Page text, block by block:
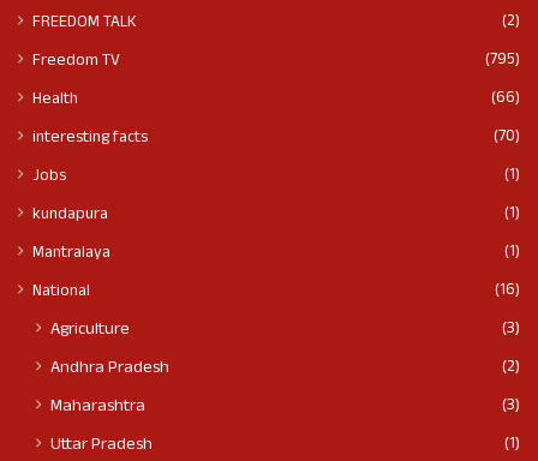
FREEDOM TALK
(2)
Freedom TV
(795)
Health
(66)
interesting facts
(70)
Jobs
(1)
kundapura
(1)
Mantralaya
(1)
National
(16)
Agriculture
(3)
Andhra Pradesh
(2)
Maharashtra
(3)
Uttar Pradesh
(1)